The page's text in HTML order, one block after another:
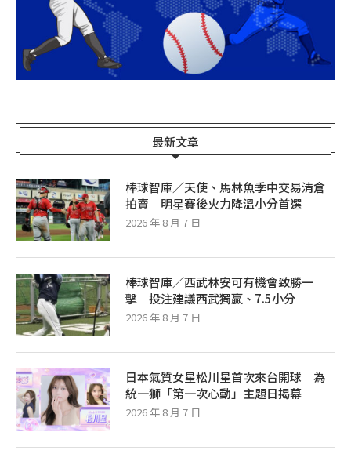
最新文章
棒球智庫／天使、馬林魚季中交易清倉
拍賣 明星賽後火力降溫小分首選
2026 年 8 月 7 日
棒球智庫／西武林安可有機會致勝一
擊 投注建議西武獨贏、7.5小分
2026 年 8 月 7 日
日本氣質女星松川星首次來台開球 為
統一獅「第一次心動」主題日揭幕
2026 年 8 月 7 日